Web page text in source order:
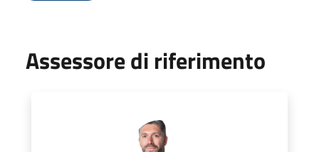
Assessore di riferimento